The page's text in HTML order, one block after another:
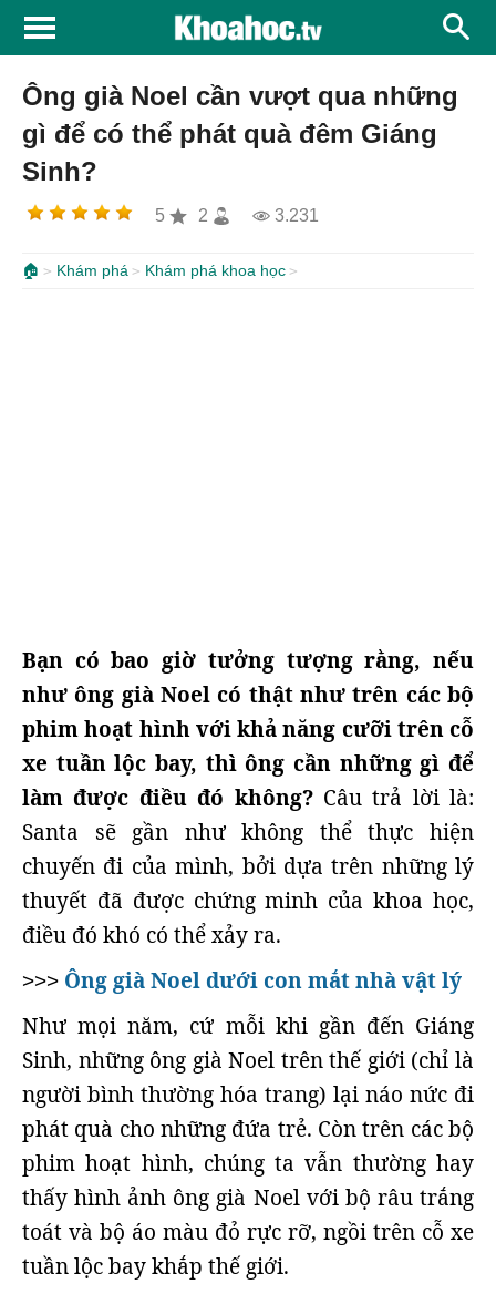
Ông già Noel cần vượt qua những
gì để có thể phát quà đêm Giáng
Sinh?
5 2 3.231
🏠 Khám phá Khám phá khoa học
Bạn có bao giờ tưởng tượng rằng, nếu
như ông già Noel có thật như trên các bộ
phim hoạt hình với khả năng cưỡi trên cỗ
xe tuần lộc bay, thì ông cần những gì để
làm được điều đó không?Câu trả lời là:
Santa sẽ gần như không thể thực hiện
chuyến đi của mình, bởi dựa trên những lý
thuyết đã được chứng minh của khoa học,
điều đó khó có thể xảy ra.
>>> Ông già Noel dưới con mắt nhà vật lý
Như mọi năm, cứ mỗi khi gần đến Giáng
Sinh, những ông già Noel trên thế giới (chỉ là
người bình thường hóa trang) lại náo nức đi
phát quà cho những đứa trẻ. Còn trên các bộ
phim hoạt hình, chúng ta vẫn thường hay
thấy hình ảnh ông già Noel với bộ râu trắng
toát và bộ áo màu đỏ rực rỡ, ngồi trên cỗ xe
tuần lộc bay khắp thế giới.